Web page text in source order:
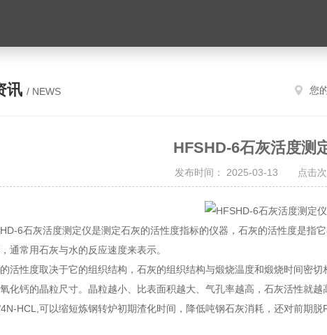
讯 / NEWS 您
HFSHD-6石灰活度测
发布时间： 2025-03-13 点击次
6石灰活度测定仪是测定石灰的活性度指标的仪器，石灰的活性度是指
通常用石灰与水的反应速度来表示。
活性度取决于它的组织结构，石灰的组织结构与煅烧温度和煅烧时间密
化钙的晶粒尺寸。晶粒越小、比表面积越大、气孔率越高，石灰活性就
HCL,可以缩短炼钢转炉初期渣化时间，降低吨钢石灰消耗，还对前期脱